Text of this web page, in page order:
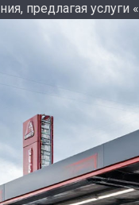
предлагая